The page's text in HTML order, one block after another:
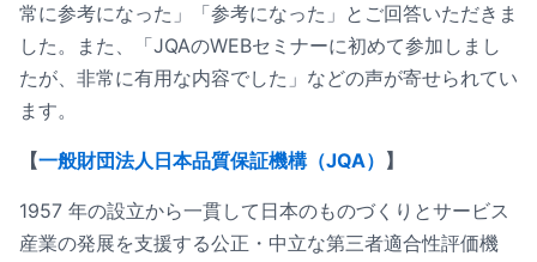
常に参考になった」「参考になった」とご回答いただきま
した。また、「JQAのWEBセミナーに初めて参加しまし
たが、非常に有用な内容でした」などの声が寄せられてい
ます。
【一般財団法人日本品質保証機構（JQA） 】
1957 年の設立から一貫して日本のものづくりとサービス
産業の発展を支援する公正・中立な第三者適合性評価機